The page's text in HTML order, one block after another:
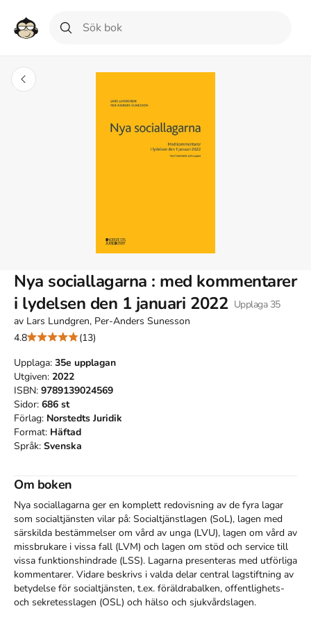
Nya sociallagarna : med kommentarer
i lydelsen den 1 januari 2022 Upplaga 35
av Lars Lundgren, Per-Anders Sunesson
4.8
(13)
Upplaga: 35e upplagan
Utgiven: 2022
ISBN: 9789139024569
Sidor: 686 st
Förlag: Norstedts Juridik
Format: Häftad
Språk: Svenska
Om boken
Nya sociallagarna ger en komplett redovisning av de fyra lagar
som socialtjänsten vilar på: Socialtjänstlagen (SoL), lagen med
särskilda bestämmelser om vård av unga (LVU), lagen om vård av
missbrukare i vissa fall (LVM) och lagen om stöd och service till
vissa funktionshindrade (LSS). Lagarna presenteras med utförliga
kommentarer. Vidare beskrivs i valda delar central lagstiftning av
betydelse för socialtjänsten, t.ex. föräldrabalken, offentlighets-
och sekretesslagen (OSL) och hälso­ och sjukvårdslagen.